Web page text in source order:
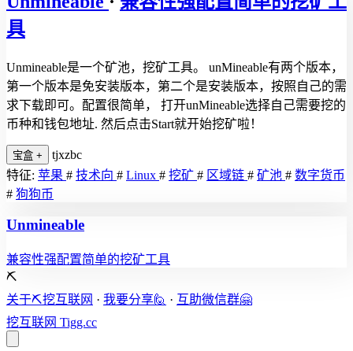
具
Unmineable是一个矿池，挖矿工具。 unMineable有两个版本，
第一个版本是免安装版本，第二个是安装版本，按照自己的需
求下载即可。配置很简单， 打开unMineable选择自己需要挖的
币种和钱包地址. 然后点击Start就开始挖矿啦！
宝盒 +
tjxzbc
特征: 苹果 # 技术向 # Linux # 挖矿 # 区域链 # 矿池 # 数字货币
# 狗狗币
Unmineable
兼容性强配置简单的挖矿工具
⛏️
关于⛏️挖互联网 · 我要分享🙋 · 互助微信群🤗
挖互联网 Tigg.cc